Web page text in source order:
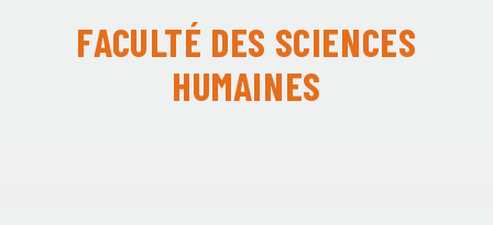
FACULTÉ DES SCIENCES
HUMAINES